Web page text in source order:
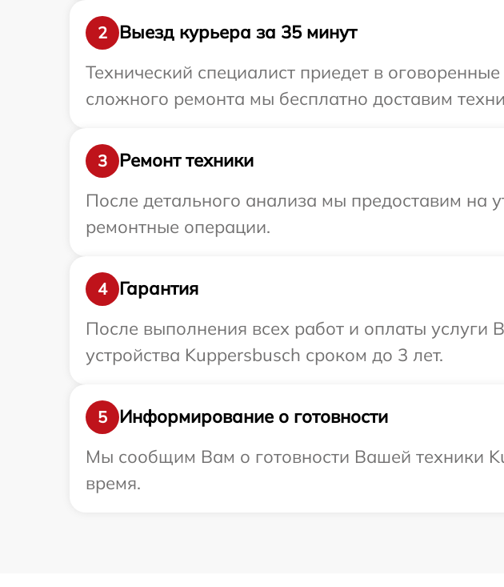
2
Выезд курьера за 35 минут
Технический специалист приедет в
сложного ремонта мы бесплатно доставим
3
Ремонт техники
После детального анализа мы предоставим на
ремонтные операции.
4
Гарантия
После выполнения всех работ и оплаты
устройства Kuppersbusch сроком до 3 лет.
5
Информирование о готовности
Мы сообщим Вам о готовности Вашей техники
время.